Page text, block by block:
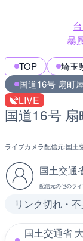
暴
TOP 埼玉
国道16号 扇町
LIVE
国道16号
ライブカメラ配信元:国土
国土交通
配信元の他のラ
リンク切れ・
国土交通省